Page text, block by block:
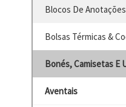
Blocos De Anotações
Bolsas Térmicas &
Bonés, Camisetas E
Aventais